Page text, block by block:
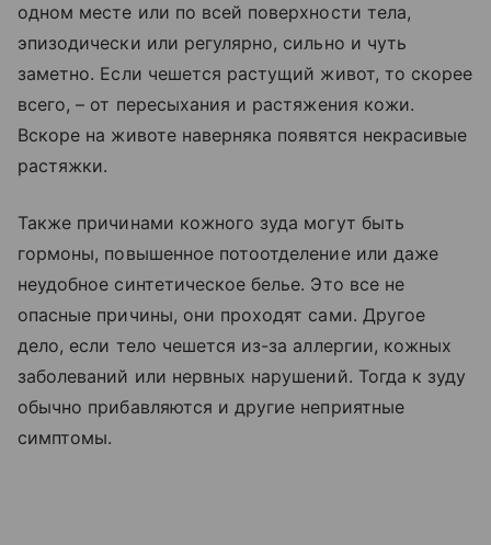
одном месте или по всей поверхности тела,
эпизодически или регулярно, сильно и чуть
заметно. Если чешется растущий живот, то скорее
всего, – от пересыхания и растяжения кожи.
Вскоре на животе наверняка появятся некрасивые
растяжки.
Также причинами кожного зуда могут быть
гормоны, повышенное потоотделение или даже
неудобное синтетическое белье. Это все не
опасные причины, они проходят сами. Другое
дело, если тело чешется из-за аллергии, кожных
заболеваний или нервных нарушений. Тогда к зуду
обычно прибавляются и другие неприятные
симптомы.